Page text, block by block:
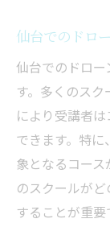
仙台でのドロ
仙台でのドロ
す。多くのス
により受講者
できます。特
象となるコー
のスクールが
することが重